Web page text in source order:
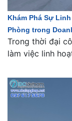
Khám Phá Sự
Phòng trong
Trong thời đại
làm việc linh